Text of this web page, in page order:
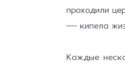
проходили
— кипела
Каждые